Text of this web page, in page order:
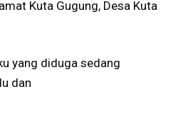
Kuta Gugung, Desa Kuta
yang diduga sedang
dan